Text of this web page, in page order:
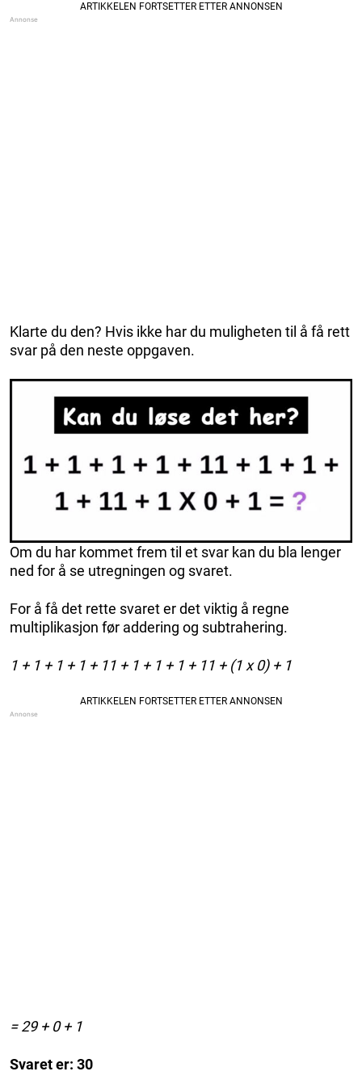
Klarte du den? Hvis ikke har du muligheten til å få rett
svar på den neste oppgaven.
Om du har kommet frem til et svar kan du bla lenger
ned for å se utregningen og svaret.
For å få det rette svaret er det viktig å regne
multiplikasjon før addering og subtrahering.
1 + 1 + 1 + 1 + 11 + 1 + 1 + 1 + 11 + (1 x 0) + 1
= 29 + 0 + 1
Svaret er: 30